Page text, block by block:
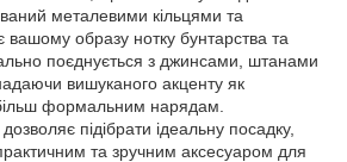
металевими кільцями та
вашому образу нотку бунтарства та
поєднується з джинсами, штанами
вишуканого акценту як
формальним нарядам.
підібрати ідеальну посадку,
та зручним аксесуаром для